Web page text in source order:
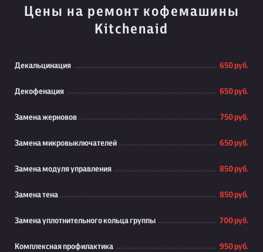
Цены на ремонт кофемашины
Kitchenaid
Декальцинация 650 руб.
Декофенация 650 руб.
Замена жерновов 750 руб.
Замена микровыключателей 650 руб.
Замена модуля управления 850 руб.
Замена тена 850 руб.
Замена уплотнительного кольца группы 700 руб.
Комплексная профилактика 950 руб.